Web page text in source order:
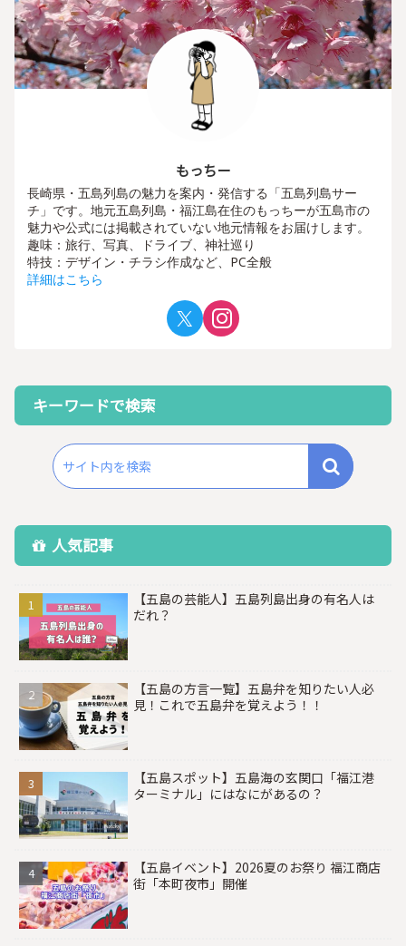
もっちー
長崎県・五島列島の魅力を案内・発信する「五島列島サー
チ」です。地元五島列島・福江島在住のもっちーが五島市の
魅力や公式には掲載されていない地元情報をお届けします。
趣味：旅行、写真、ドライブ、神社巡り
特技：デザイン・チラシ作成など、PC全般
詳細はこちら
キーワードで検索
人気記事
【五島の芸能人】五島列島出身の有名人は
だれ？
【五島の方言一覧】五島弁を知りたい人必
見！これで五島弁を覚えよう！！
【五島スポット】五島海の玄関口「福江港
ターミナル」にはなにがあるの？
【五島イベント】2026夏のお祭り 福江商店
街「本町夜市」開催